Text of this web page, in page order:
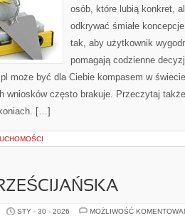
osób, które lubią konkret,
odkrywać śmiałe
tak, aby użytkownik
pomagają codzienne
może być dla Ciebie kompasem w
wniosków często brakuje. Przeczytaj
[…]
STY - 30 - 2026 MOŻLIWOŚĆ